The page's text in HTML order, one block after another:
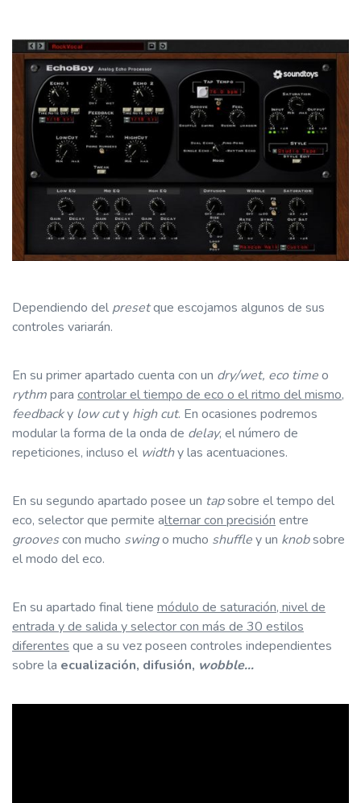
Dependiendo del presetque escojamos algunos de sus
controles variarán.
En su primer apartado cuenta con un dry/wet, eco timeo
rythmpara controlar el tiempo de eco o el ritmo del mismo,
feedbacky low cuty high cut. En ocasiones podremos
modular la forma de la onda de delay, el número de
repeticiones, incluso el widthy las acentuaciones.
En su segundo apartado posee un tapsobre el tempo del
eco, selector que permite alternar con precisión entre
groovescon mucho swingo mucho shuffley un knobsobre
el modo del eco.
En su apartado final tiene módulo de saturación, nivel de
entrada y de salida y selector con más de 30 estilos
diferentes que a su vez poseen controles independientes
sobre la ecualización, difusión, wobble…